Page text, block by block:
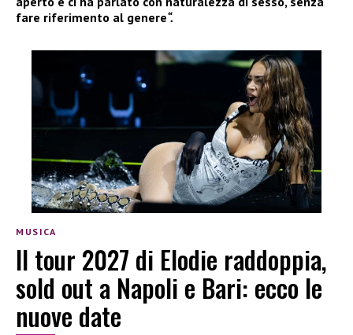
fare riferimento al genere“.
MUSICA
Il tour 2027 di Elodie raddoppia,
sold out a Napoli e Bari: ecco le
nuove date